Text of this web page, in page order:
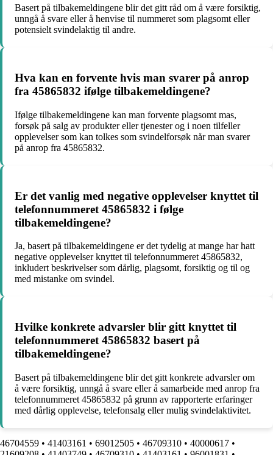
Basert på tilbakemeldingene blir det gitt råd om å være forsiktig,
unngå å svare eller å henvise til nummeret som plagsomt eller
potensielt svindelaktig til andre.
Hva kan en forvente hvis man svarer på anrop
fra 45865832 ifølge tilbakemeldingene?
Ifølge tilbakemeldingene kan man forvente plagsomt mas,
forsøk på salg av produkter eller tjenester og i noen tilfeller
opplevelser som kan tolkes som svindelforsøk når man svarer
på anrop fra 45865832.
Er det vanlig med negative opplevelser knyttet til
telefonnummeret 45865832 i følge
tilbakemeldingene?
Ja, basert på tilbakemeldingene er det tydelig at mange har hatt
negative opplevelser knyttet til telefonnummeret 45865832,
inkludert beskrivelser som dårlig, plagsomt, forsiktig og til og
med mistanke om svindel.
Hvilke konkrete advarsler blir gitt knyttet til
telefonnummeret 45865832 basert på
tilbakemeldingene?
Basert på tilbakemeldingene blir det gitt konkrete advarsler om
å være forsiktig, unngå å svare eller å samarbeide med anrop fra
telefonnummeret 45865832 på grunn av rapporterte erfaringer
med dårlig opplevelse, telefonsalg eller mulig svindelaktivitet.
46704559 • 41403161 • 69012505 • 46709310 • 40000617 •